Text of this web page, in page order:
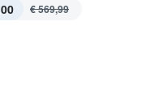
€ 569,99